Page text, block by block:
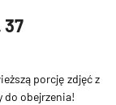
37
porcję zdjęć z
do obejrzenia!